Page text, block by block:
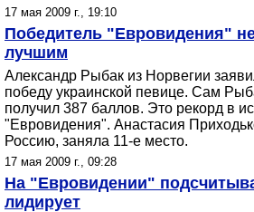
17 мая 2009 г., 19:10
Победитель "Евровидения"
лучшим
Александр Рыбак из Норвегии
победу украинской певице. Сам
получил 387 баллов. Это рекорд в
"Евровидения". Анастасия
Россию, заняла 11-е место.
17 мая 2009 г., 09:28
На "Евровидении"
лидирует